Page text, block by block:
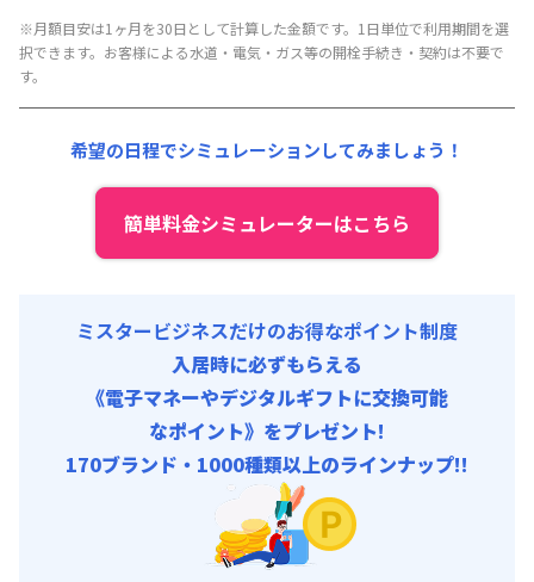
光熱費他 : 24,000円/月 (800円/日) (税抜)
清掃料他 :
その他費用 :
※月額目安は1ヶ月を30日として計算した金額です。1日単位で利用期間を選
択できます。お客様による水道・電気・ガス等の開栓手続き・契約は不要で
す。
希望の日程でシミュレーションしてみましょう！
簡単料金シミュレーターはこちら
ミスタービジネスだけのお得なポイント制度
入居時に必ずもらえる
《電子マネーやデジタルギフトに交換可能
なポイント》をプレゼント!
170ブランド・1000種類以上のラインナップ!!